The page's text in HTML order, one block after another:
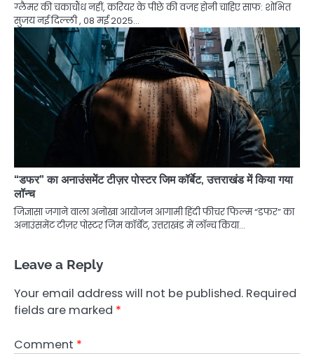
ग्लैमर की चकाचौंध नहीं, करियर के पीछे की वजह होनी चाहिए साफ: शोभित
सुजय नई दिल्ली , 08 मई 2025…
“डफर” का अनाउंसमेंट टीज़र पोस्टर जिम कॉर्बेट, उत्तराखंड में किया गया
लॉन्च
जिज्ञासा जगाने वाला अनोखा आयोजन आगामी हिंदी फीचर फिल्म “डफर” का
अनाउंसमेंट टीज़र पोस्टर जिम कॉर्बेट, उत्तराखंड में लॉन्च किया…
Leave a Reply
Your email address will not be published. Required
fields are marked *
Comment *